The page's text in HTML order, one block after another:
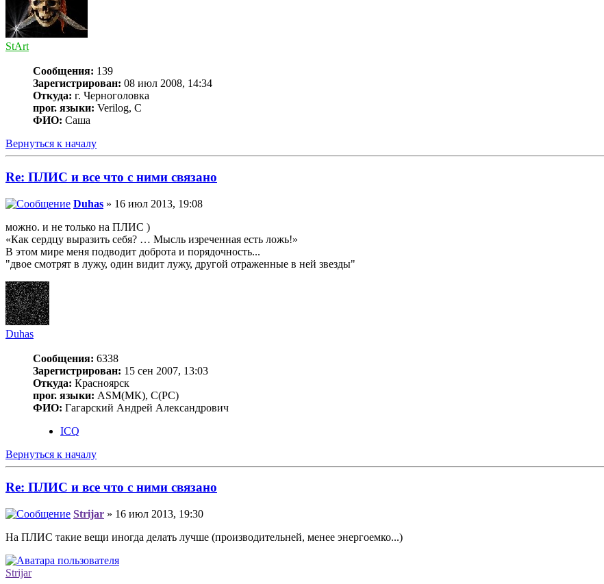
StArt
Сообщения: 139
Зарегистрирован: 08 июл 2008, 14:34
Откуда: г. Черноголовка
прог. языки: Verilog, С
ФИО: Саша
Вернуться к началу
Re: ПЛИС и все что с ними связано
Duhas » 16 июл 2013, 19:08
можно. и не только на ПЛИС )
«Как сердцу выразить себя? … Мысль изреченная есть ложь!»
В этом мире меня подводит доброта и порядочность...
"двое смотрят в лужу, один видит лужу, другой отраженные в ней звезды"
Duhas
Сообщения: 6338
Зарегистрирован: 15 сен 2007, 13:03
Откуда: Красноярск
прог. языки: ASM(МК), C(PC)
ФИО: Гагарский Андрей Александрович
ICQ
Вернуться к началу
Re: ПЛИС и все что с ними связано
Strijar » 16 июл 2013, 19:30
На ПЛИС такие вещи иногда делать лучше (производительней, менее энергоемко...)
Strijar